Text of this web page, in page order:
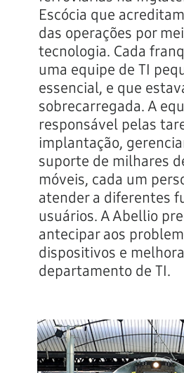
Escócia que
das operações por
tecnologia. Cada
uma equipe de TI
essencial, e que
sobrecarregada. A
responsável pelas
implantação,
suporte de milhares
móveis, cada um
atender a diferentes
usuários. A Abellio
antecipar aos
dispositivos e
departamento de TI.